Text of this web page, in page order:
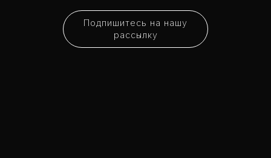
Подпишитесь на нашу
рассылку